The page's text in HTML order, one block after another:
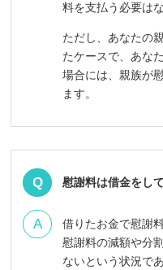
料を支払う必要は
ただし、あなたの
たケースで、あな
場合には、親族が
ます。
慰謝料は借金をし
借りたお金で慰謝
慰謝料の減額や分
ないという状況で